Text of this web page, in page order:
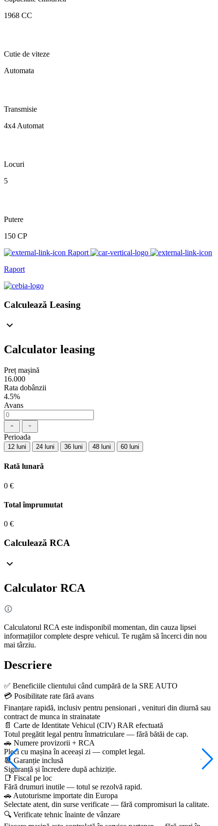
1968 CC
Cutie de viteze
Automata
Transmisie
4x4 Automat
Locuri
5
Putere
150 CP
Raport
Raport
Calculează Leasing
Calculator leasing
Preț mașină
16.000
Rata dobânzii
4.5%
Avans
Perioada
12 luni 24 luni 36 luni 48 luni 60 luni
Rată lunară
0 €
Total împrumutat
0 €
Calculează RCA
Calculator RCA
Calculatorul RCA este indisponibil momentan, din cauza lipsei
informațiilor complete despre vehicul. Te rugăm să încerci din nou
mai târziu.
Descriere
✅ Beneficiile clientului când cumpără de la SRE AUTO
💳 Posibilitate rate fără avans
Finanțare rapidă, inclusiv pentru pensionari , venituri din diurnă sau
contract de munca in strainatate
📄 Carte de Identitate Vehicul (CIV) RAR efectuată
Totul pregătit legal pentru înmatriculare — fără bătăi de cap.
🚗 Numere provizorii + RCA
Pleci cu mașina în aceeași zi — complet legal.
📆 Garanție inclusă
Siguranță și încredere după achiziție.
📑 Fiscal pe loc
Fără drumuri inutile — totul se rezolvă rapid.
🚗 Autoturisme importate din Europa
Selectate atent, din surse verificate — fără compromisuri la calitate.
🔍 Verificate tehnic înainte de vânzare